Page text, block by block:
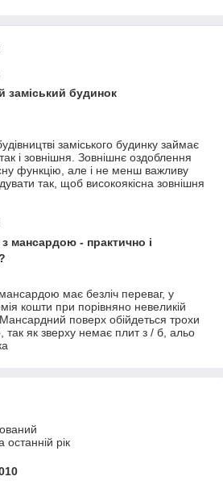
заміський будинок
заміського будинку займає
і зовнішня. Зовнішнє оздоблення
функцію, але і не менш важливу
так, щоб високоякісна зовнішня
мансардою - практично і
має безліч переваг, у
кошти при порівняно невеликій
поверх обійдеться трохи
як зверху немає плит з / б, альо
останній рік